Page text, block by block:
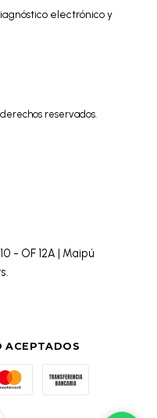
electrónico y
reservados.
- OF 12A | Maipú
ACEPTADOS